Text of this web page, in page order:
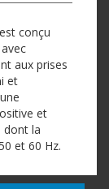
conçu
aux prises
et
et
dont la
et 60 Hz.